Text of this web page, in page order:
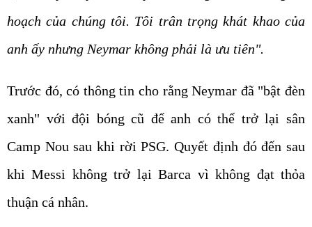
hoạch của chúng tôi. Tôi trân trọng khát khao của
anh ấy nhưng Neymar không phải là ưu tiên".
Trước đó, có thông tin cho rằng Neymar đã "bật đèn
xanh" với đội bóng cũ để anh có thể trở lại sân
Camp Nou sau khi rời PSG. Quyết định đó đến sau
khi Messi không trở lại Barca vì không đạt thỏa
thuận cá nhân.